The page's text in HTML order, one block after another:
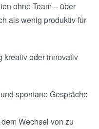
ohne Team – über
als wenig produktiv für
kreativ oder innovativ
spontane Gespräche
Wechsel von zu